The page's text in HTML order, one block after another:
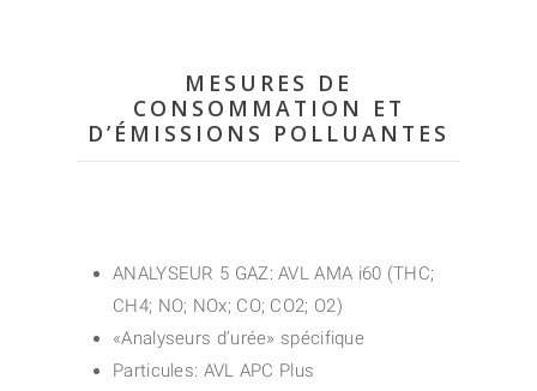
MESURES DE
CONSOMMATION ET
D’ÉMISSIONS POLLUANTES
ANALYSEUR 5 GAZ: AVL AMA i60 (THC;
CH4; NO; NOx; CO; CO2; O2)
«Analyseurs d’urée» spécifique
Particules: AVL APC Plus